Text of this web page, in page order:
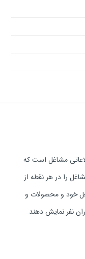
اطلاعاتی مشاغل است که
را در هر نقطه از
خود و محصولات و
نفر نمایش دهند.